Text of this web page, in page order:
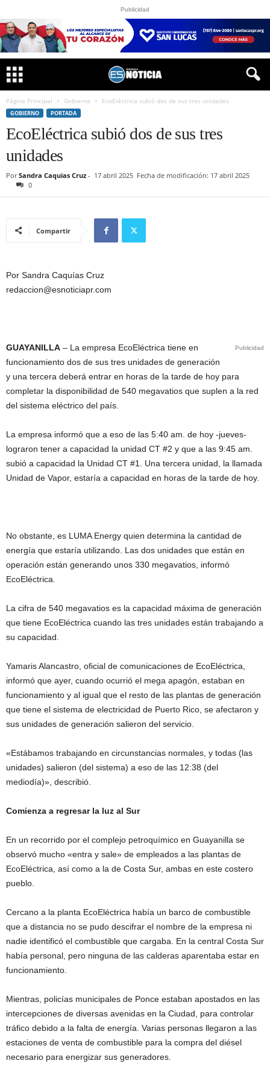
Publicidad
Página Principal Gobierno EcoEléctrica subió dos de sus tres unidades
GOBIERNO PORTADA
EcoEléctrica subió dos de sus tres
unidades
Por Sandra Caquias Cruz - 17 abril 2025 Fecha de modificación: 17 abril 2025
0
Compartir
Por Sandra Caquías Cruz
redaccion@esnoticiapr.com
Publicidad
GUAYANILLA – La empresa EcoEléctrica tiene en
funcionamiento dos de sus tres unidades de generación
y una tercera deberá entrar en horas de la tarde de hoy para
completar la disponibilidad de 540 megavatios que suplen a la red
del sistema eléctrico del país.
La empresa informó que a eso de las 5:40 am. de hoy -jueves-
lograron tener a capacidad la unidad CT #2 y que a las 9:45 am.
subió a capacidad la Unidad CT #1. Una tercera unidad, la llamada
Unidad de Vapor, estaría a capacidad en horas de la tarde de hoy.
No obstante, es LUMA Energy quien determina la cantidad de
energía que estaría utilizando. Las dos unidades que están en
operación están generando unos 330 megavatios, informó
EcoEléctrica.
La cifra de 540 megavatios es la capacidad máxima de generación
que tiene EcoEléctrica cuando las tres unidades están trabajando a
su capacidad.
Yamaris Alancastro, oficial de comunicaciones de EcoEléctrica,
informó que ayer, cuando ocurrió el mega apagón, estaban en
funcionamiento y al igual que el resto de las plantas de generación
que tiene el sistema de electricidad de Puerto Rico, se afectaron y
sus unidades de generación salieron del servicio.
«Estábamos trabajando en circunstancias normales, y todas (las
unidades) salieron (del sistema) a eso de las 12:38 (del
mediodía)», describió.
Comienza a regresar la luz al Sur
En un recorrido por el complejo petroquímico en Guayanilla se
observó mucho «entra y sale» de empleados a las plantas de
EcoEléctrica, así como a la de Costa Sur, ambas en este costero
pueblo.
Cercano a la planta EcoEléctrica había un barco de combustible
que a distancia no se pudo descifrar el nombre de la empresa ni
nadie identificó el combustible que cargaba. En la central Costa Sur
había personal, pero ninguna de las calderas aparentaba estar en
funcionamiento.
Mientras, policías municipales de Ponce estaban apostados en las
intercepciones de diversas avenidas en la Ciudad, para controlar
tráfico debido a la falta de energía. Varias personas llegaron a las
estaciones de venta de combustible para la compra del diésel
necesario para energizar sus generadores.